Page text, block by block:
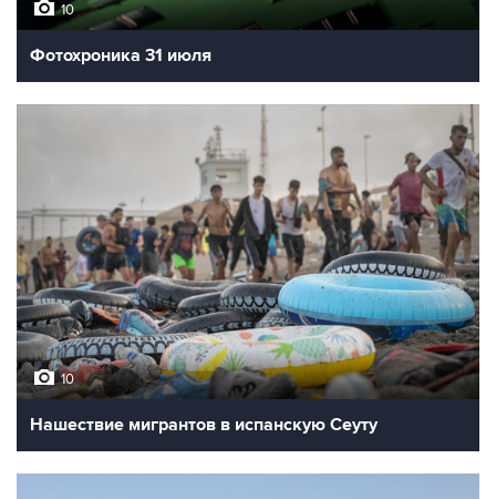
10
Фотохроника 31 июля
10
Нашествие мигрантов в испанскую Сеуту